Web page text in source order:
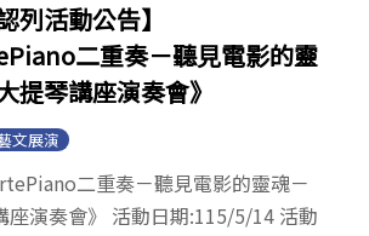
列活動公告】
二重奏－聽見電影的靈
提琴講座演奏會》
文展演
二重奏－聽見電影的靈魂－
座演奏會》 活動日期:115/5/14 活動